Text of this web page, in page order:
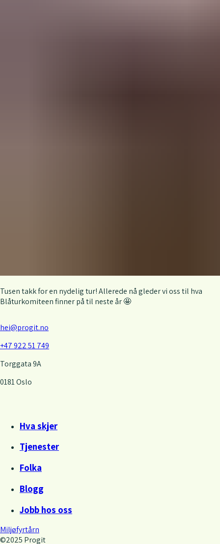
Tusen takk for en nydelig tur! Allerede nå gleder vi oss til hva
Blåturkomiteen finner på til neste år 🤩
hei@progit.no
+47 922 51 749
Torggata 9A
0181 Oslo
Hva skjer
Tjenester
Folka
Blogg
Jobb hos oss
Miljøfyrtårn
©2025 Progit